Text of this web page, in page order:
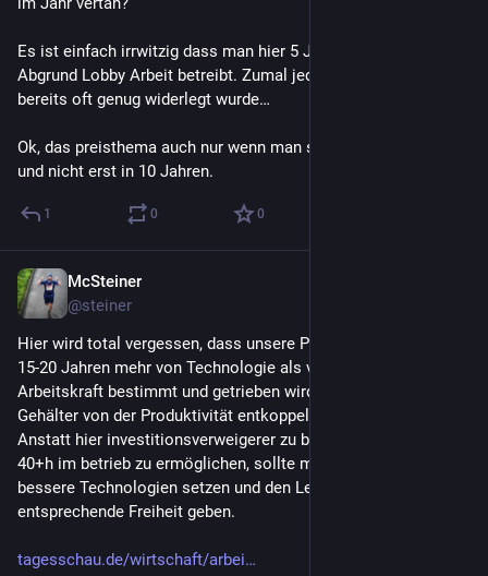
Es ist einfach irrwitzig dass man hier 5 Jahre länger für den
Abgrund Lobby Arbeit betreibt. Zumal jedes Argument doch
bereits oft genug widerlegt wurde…
Ok, das preisthema auch nur wenn man sich jetzt dran setzt
und nicht erst in 10 Jahren.
1 0 0
McSteiner
@steiner
Hier wird total vergessen, dass unsere Produktivität seit ca.
15-20 Jahren mehr von Technologie als von menschlicher
Arbeitskraft bestimmt und getrieben wird. (Seitdem die
Gehälter von der Produktivität entkoppelt wurden)
Anstatt hier investitionsverweigerer zu belohnen und ihnen die
40+h im betrieb zu ermöglichen, sollte man doch eher auf
bessere Technologien setzen und den Leuten die
entsprechende Freiheit geben.
tagesschau.de/wirtschaft/arbei